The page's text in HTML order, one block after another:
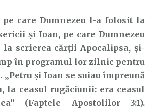
care Dumnezeu l-a folosit la
și Ioan, pe care Dumnezeu
scrierea cărţii Apocalipsa, și-
în programul lor zilnic pentru
„Petru și Ioan se suiau împreună
la ceasul rugăciunii: era ceasul
(Faptele Apostolilor 3:1).